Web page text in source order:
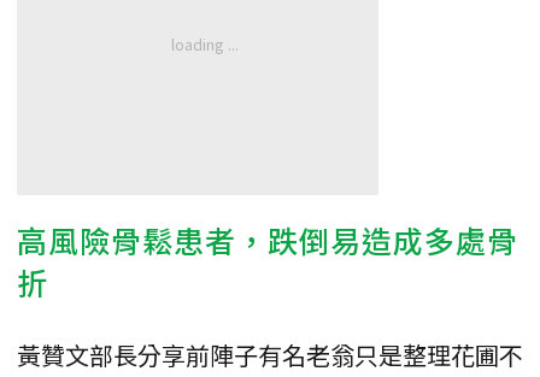
高風險骨鬆患者，跌倒易造成多處骨
折
黃贊文部長分享前陣子有名老翁只是整理花圃不